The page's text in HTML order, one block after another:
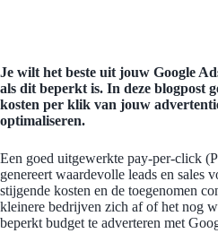
Je wilt het beste uit jouw Google
als dit beperkt is. In deze blogpost
kosten per klik van jouw
optimaliseren.
Een goed uitgewerkte pay-per-click
genereert waardevolle leads en sales
stijgende kosten en de toegenomen
kleinere bedrijven zich af of het nog
beperkt budget te adverteren met